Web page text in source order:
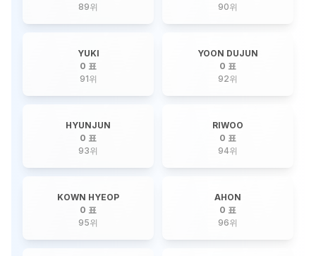
89위
90위
YUKI
0 표
91위
YOON DUJUN
0 표
92위
HYUNJUN
0 표
93위
RIWOO
0 표
94위
KOWN HYEOP
0 표
95위
AHON
0 표
96위